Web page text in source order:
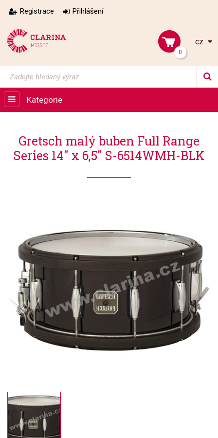
Registrace Přihlášení
0
cz
Kategorie
Gretsch malý buben Full Range
Series 14" x 6,5" S-6514WMH-BLK